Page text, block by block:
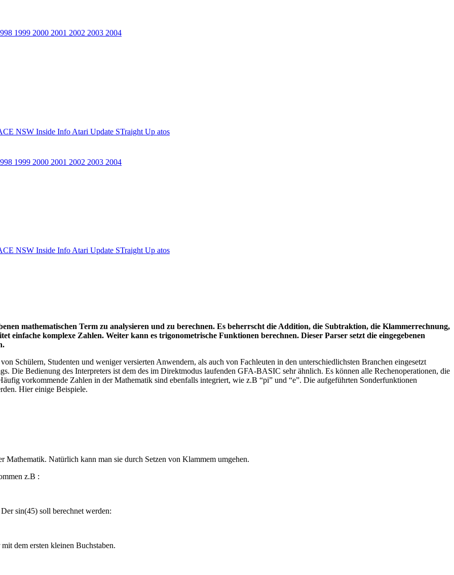
1999 2000 2001 2002 2003 2004
NSW Inside Info Atari Update STraight Up atos
1999 2000 2001 2002 2003 2004
NSW Inside Info Atari Update STraight Up atos
mathematischen Term zu analysieren und zu berechnen. Es beherrscht die Addition, die Subtraktion, die Klammerrechnung,
komplexe Zahlen. Weiter kann es trigonometrische Funktionen berechnen. Dieser Parser setzt die eingegebenen
Schülern, Studenten und weniger versierten Anwendern, als auch von Fachleuten in den unterschiedlichsten Branchen eingesetzt
Die Bedienung des Interpreters ist dem des im Direktmodus laufenden GFA-BASIC sehr ähnlich. Es können alle Rechenoperationen, die
vorkommende Zahlen in der Mathematik sind ebenfalls integriert, wie z.B “pi” und “e”. Die aufgeführten Sonderfunktionen
Hier einige Beispiele.
Mathematik. Natürlich kann man sie durch Setzen von Klammem umgehen.
z.B :
sin(45) soll berechnet werden:
dem ersten kleinen Buchstaben.